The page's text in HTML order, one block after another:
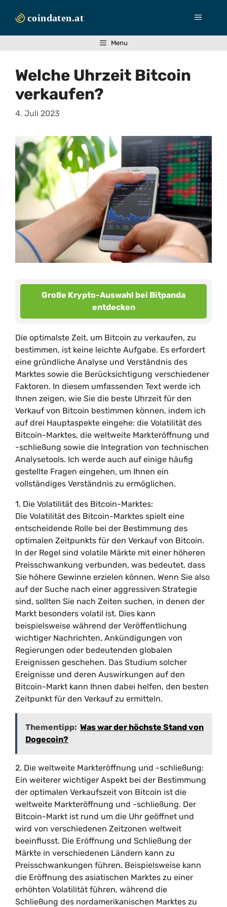
Inhalt
Menü
Menu
Welche Uhrzeit Bitcoin
verkaufen?
4. Juli 2023
Große Krypto-Auswahl bei Bitpanda
entdecken
Die optimalste Zeit, um Bitcoin zu verkaufen, zu
bestimmen, ist keine leichte Aufgabe. Es erfordert
eine gründliche Analyse und Verständnis des
Marktes sowie die Berücksichtigung verschiedener
Faktoren. In diesem umfassenden Text werde ich
Ihnen zeigen, wie Sie die beste Uhrzeit für den
Verkauf von Bitcoin bestimmen können, indem ich
auf drei Hauptaspekte eingehe: die Volatilität des
Bitcoin-Marktes, die weltweite Markteröffnung und
-schließung sowie die Integration von technischen
Analysetools. Ich werde auch auf einige häufig
gestellte Fragen eingehen, um Ihnen ein
vollständiges Verständnis zu ermöglichen.
1. Die Volatilität des Bitcoin-Marktes:
Die Volatilität des Bitcoin-Marktes spielt eine
entscheidende Rolle bei der Bestimmung des
optimalen Zeitpunkts für den Verkauf von Bitcoin.
In der Regel sind volatile Märkte mit einer höheren
Preisschwankung verbunden, was bedeutet, dass
Sie höhere Gewinne erzielen können. Wenn Sie also
auf der Suche nach einer aggressiven Strategie
sind, sollten Sie nach Zeiten suchen, in denen der
Markt besonders volatil ist. Dies kann
beispielsweise während der Veröffentlichung
wichtiger Nachrichten, Ankündigungen von
Regierungen oder bedeutenden globalen
Ereignissen geschehen. Das Studium solcher
Ereignisse und deren Auswirkungen auf den
Bitcoin-Markt kann Ihnen dabei helfen, den besten
Zeitpunkt für den Verkauf zu ermitteln.
Thementipp: Was war der höchste Stand von
Dogecoin?
2. Die weltweite Markteröffnung und -schließung:
Ein weiterer wichtiger Aspekt bei der Bestimmung
der optimalen Verkaufszeit von Bitcoin ist die
weltweite Markteröffnung und -schließung. Der
Bitcoin-Markt ist rund um die Uhr geöffnet und
wird von verschiedenen Zeitzonen weltweit
beeinflusst. Die Eröffnung und Schließung der
Märkte in verschiedenen Ländern kann zu
Preisschwankungen führen. Beispielsweise kann
die Eröffnung des asiatischen Marktes zu einer
erhöhten Volatilität führen, während die
Schließung des nordamerikanischen Marktes zu